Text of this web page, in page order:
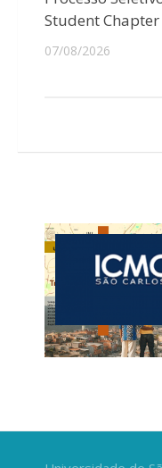
Student Chapter
07/08/2026